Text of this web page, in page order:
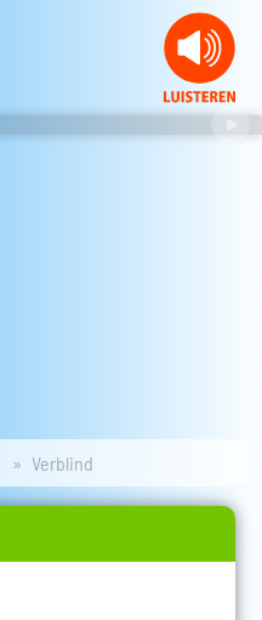
Verblind